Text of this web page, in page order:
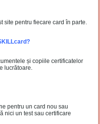
site pentru fiecare card în parte.
și copiile certificatelor
lucrătoare.
pentru un card nou sau
nici un test sau certificare